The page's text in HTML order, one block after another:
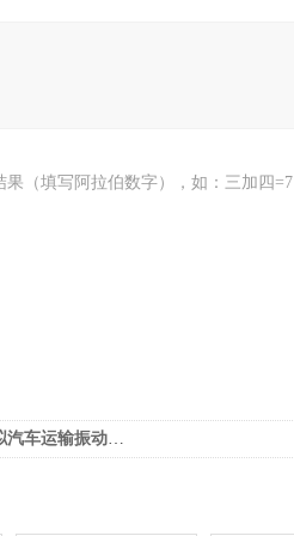
果（填写阿拉伯数字），如：三加四=7
运输振动试验台